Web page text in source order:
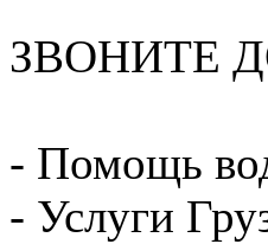
ЗВОНИТЕ
- Помощь
- Услуги